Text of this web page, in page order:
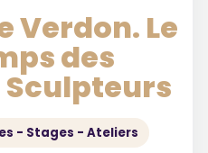
Verdon. Le
des
Sculpteurs
- Stages - Ateliers